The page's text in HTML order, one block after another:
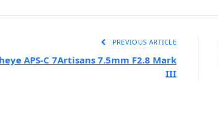
PREVIOUS ARTICLE
APS-C 7Artisans 7.5mm F2.8 Mark
III